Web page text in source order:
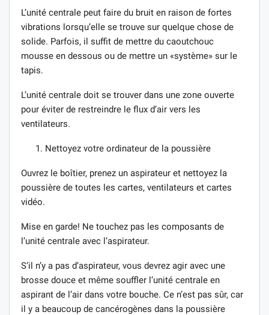
L’unité centrale peut faire du bruit en raison de fortes
vibrations lorsqu’elle se trouve sur quelque chose de
solide. Parfois, il suffit de mettre du caoutchouc
mousse en dessous ou de mettre un «système» sur le
tapis.
L’unité centrale doit se trouver dans une zone ouverte
pour éviter de restreindre le flux d’air vers les
ventilateurs.
Nettoyez votre ordinateur de la poussière
Ouvrez le boîtier, prenez un aspirateur et nettoyez la
poussière de toutes les cartes, ventilateurs et cartes
vidéo.
Mise en garde! Ne touchez pas les composants de
l’unité centrale avec l’aspirateur.
S’il n’y a pas d’aspirateur, vous devrez agir avec une
brosse douce et même souffler l’unité centrale en
aspirant de l’air dans votre bouche. Ce n’est pas sûr, car
il y a beaucoup de cancérogènes dans la poussière